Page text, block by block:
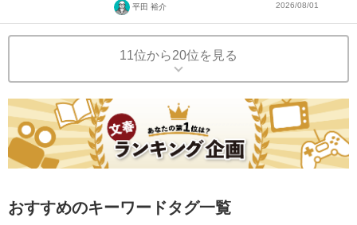
平田 裕介 2026/08/01
11位から20位を見る
おすすめのキーワードタグ一覧